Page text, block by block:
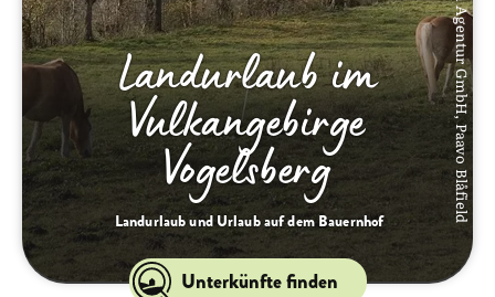
Landurlaub im
Vulkangebirge
Vogelsberg
Landurlaub und Urlaub auf dem Bauernhof
Unterkünfte finden